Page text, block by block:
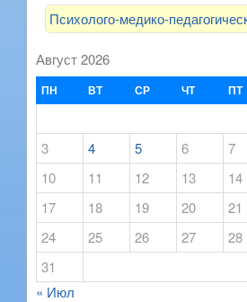
Психолого-медико-
Август 2026
ПН ВТ СР ЧТ ПТ
3
4 5 6 7
10
11 12 13 14
17
18 19 20 21
24
25 26 27 28
31
« Июл